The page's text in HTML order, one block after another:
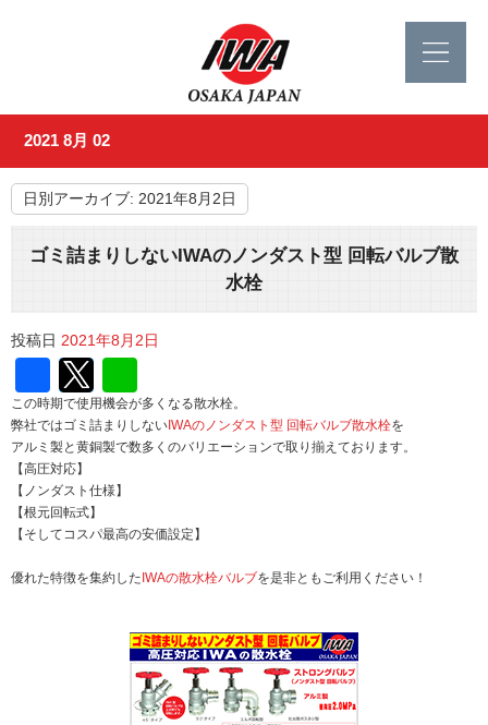
2021 8月 02
日別アーカイブ: 2021年8月2日
ゴミ詰まりしないIWAのノンダスト型 回転バルブ散
水栓
投稿日 2021年8月2日
Facebook
この時期で使用機会が多くなる散水栓。
弊社ではゴミ詰まりしないIWAのノンダスト型 回転バルブ散水栓を
アルミ製と黄銅製で数多くのバリエーションで取り揃えております。
【高圧対応】
【ノンダスト仕様】
【根元回転式】
【そしてコスパ最高の安価設定】
優れた特徴を集約したIWAの散水栓バルブを是非ともご利用ください！